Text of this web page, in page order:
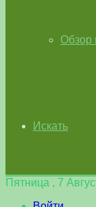
Обзор
Искать
Пятница , 7